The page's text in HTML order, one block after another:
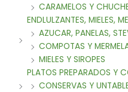
CARAMELOS Y
ENDLULZANTES, MIELES,
AZUCAR, PANELAS,
COMPOTAS Y
MIELES Y SIROPES
PLATOS PREPARADOS Y
CONSERVAS Y